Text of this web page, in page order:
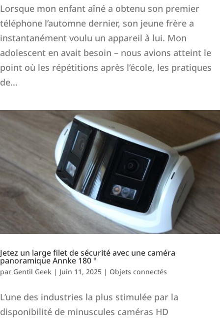
Lorsque mon enfant aîné a obtenu son premier
téléphone l’automne dernier, son jeune frère a
instantanément voulu un appareil à lui. Mon
adolescent en avait besoin – nous avions atteint le
point où les répétitions après l’école, les pratiques
de...
Jetez un large filet de sécurité avec une caméra
panoramique Annke 180 °
par Gentil Geek | Juin 11, 2025 | Objets connectés
L’une des industries la plus stimulée par la
disponibilité de minuscules caméras HD